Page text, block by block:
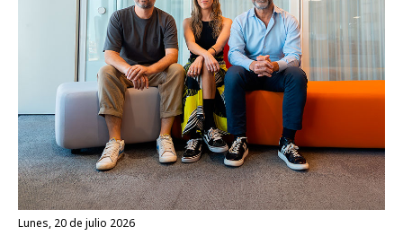
lunes, 20 de julio 2026